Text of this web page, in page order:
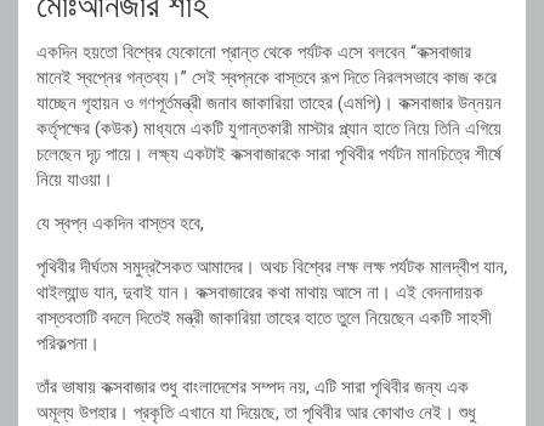
একদিন হয়তো বিশ্বের যেকোনো প্রান্ত থেকে পর্যটক এসে বলবেন “কক্সবাজার
মানেই স্বপ্নের গন্তব্য।” সেই স্বপ্নকে বাস্তবে রূপ দিতে নিরলসভাবে কাজ করে
যাচ্ছেন গৃহায়ন ও গণপূর্তমন্ত্রী জনাব জাকারিয়া তাহের (এমপি)। কক্সবাজার উন্নয়ন
কর্তৃপক্ষের (কউক) মাধ্যমে একটি যুগান্তকারী মাস্টার প্ল্যান হাতে নিয়ে তিনি এগিয়ে
চলেছেন দৃঢ় পায়ে। লক্ষ্য একটাই কক্সবাজারকে সারা পৃথিবীর পর্যটন মানচিত্রে শীর্ষে
নিয়ে যাওয়া।
যে স্বপ্ন একদিন বাস্তব হবে,
পৃথিবীর দীর্ঘতম সমুদ্রসৈকত আমাদের। অথচ বিশ্বের লক্ষ লক্ষ পর্যটক মালদ্বীপ যান,
থাইল্যান্ড যান, দুবাই যান। কক্সবাজারের কথা মাথায় আসে না। এই বেদনাদায়ক
বাস্তবতাটি বদলে দিতেই মন্ত্রী জাকারিয়া তাহের হাতে তুলে নিয়েছেন একটি সাহসী
পরিকল্পনা।
তাঁর ভাষায় কক্সবাজার শুধু বাংলাদেশের সম্পদ নয়, এটি সারা পৃথিবীর জন্য এক
অমূল্য উপহার। প্রকৃতি এখানে যা দিয়েছে, তা পৃথিবীর আর কোথাও নেই। শুধু